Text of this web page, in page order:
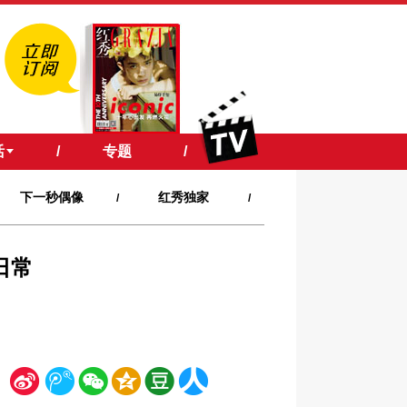
/ 专题 /
下一秒偶像 / 红秀独家 /
常
新 腾 微 空 豆